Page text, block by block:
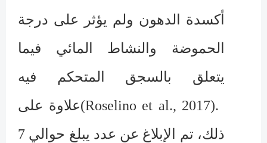
أكسدة الدهون ولم يؤثر على درجة
الحموضة والنشاط المائي فيما
يتعلق بالسجق المتحكم فيه
(Roselino et al., 2017).علاوة على
ذلك، تم الإبلاغ عن عدد يبلغ حوالي 7